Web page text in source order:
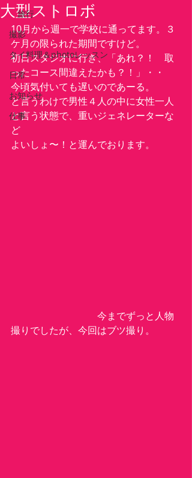
旅行
撮影
タイ料理＆photoレッスン
日常
お知らせ
仕事
大型ストロボ
10月から週一で学校に通ってます。３
ケ月の限られた期間ですけど。
初日スタジオに行き、「あれ？！　取
ったコース間違えたかも？！」・・
今頃気付いても遅いのであーる。
と言うわけで男性４人の中に女性一人
と言う状態で、重いジェネレーターな
ど
よいしょ〜！と運んでおります。
今までずっと人物
撮りでしたが、今回はブツ撮り。